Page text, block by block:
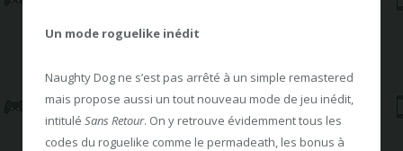
Un mode roguelike inédit
Naughty Dog ne s’est pas arrêté à un simple remastered
mais propose aussi un tout nouveau mode de jeu inédit,
intitulé Sans Retour. On y retrouve évidemment tous les
codes du roguelike comme le permadeath, les bonus à